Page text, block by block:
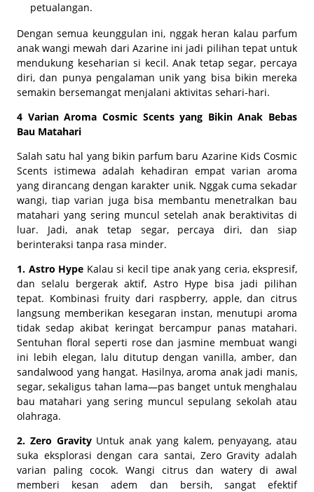
petualangan.
Dengan semua keunggulan ini, nggak heran kalau parfum
anak wangi mewah dari Azarine ini jadi pilihan tepat untuk
mendukung keseharian si kecil. Anak tetap segar, percaya
diri, dan punya pengalaman unik yang bisa bikin mereka
semakin bersemangat menjalani aktivitas sehari-hari.
4 Varian Aroma Cosmic Scents yang Bikin Anak Bebas
Bau Matahari
Salah satu hal yang bikin parfum baru Azarine Kids Cosmic
Scents istimewa adalah kehadiran empat varian aroma
yang dirancang dengan karakter unik. Nggak cuma sekadar
wangi, tiap varian juga bisa membantu menetralkan bau
matahari yang sering muncul setelah anak beraktivitas di
luar. Jadi, anak tetap segar, percaya diri, dan siap
berinteraksi tanpa rasa minder.
1. Astro Hype Kalau si kecil tipe anak yang ceria, ekspresif,
dan selalu bergerak aktif, Astro Hype bisa jadi pilihan
tepat. Kombinasi fruity dari raspberry, apple, dan citrus
langsung memberikan kesegaran instan, menutupi aroma
tidak sedap akibat keringat bercampur panas matahari.
Sentuhan floral seperti rose dan jasmine membuat wangi
ini lebih elegan, lalu ditutup dengan vanilla, amber, dan
sandalwood yang hangat. Hasilnya, aroma anak jadi manis,
segar, sekaligus tahan lama—pas banget untuk menghalau
bau matahari yang sering muncul sepulang sekolah atau
olahraga.
2. Zero Gravity Untuk anak yang kalem, penyayang, atau
suka eksplorasi dengan cara santai, Zero Gravity adalah
varian paling cocok. Wangi citrus dan watery di awal
memberi kesan adem dan bersih, sangat efektif